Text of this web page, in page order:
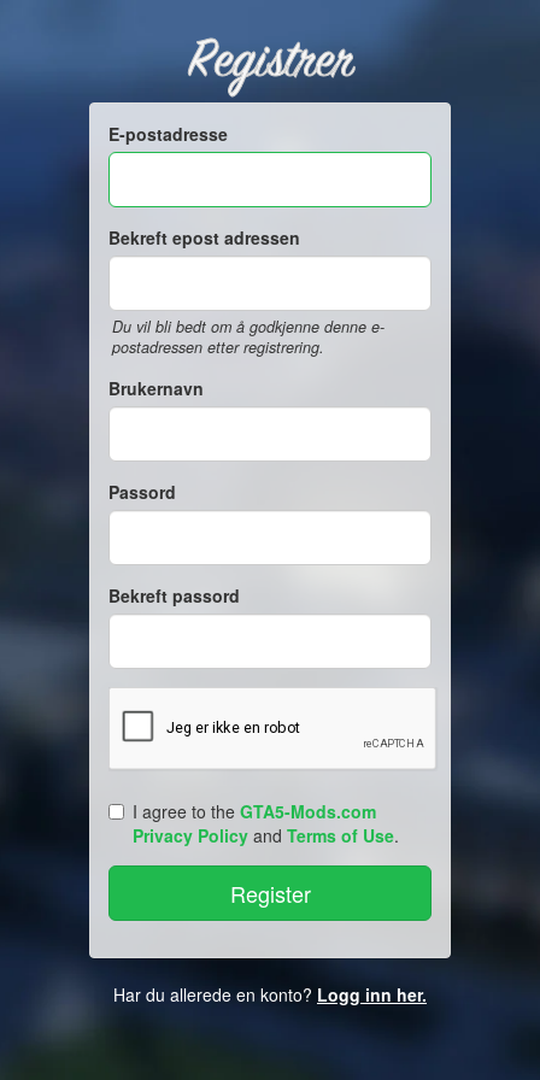
Registrer
E-postadresse
Bekreft epost adressen
Du vil bli bedt om å godkjenne denne e-
postadressen etter registrering.
Brukernavn
Passord
Bekreft passord
I agree to the GTA5-Mods.com
Privacy Policy and Terms of Use.
Har du allerede en konto? Logg inn her.